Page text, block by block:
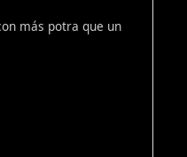
más potra que un